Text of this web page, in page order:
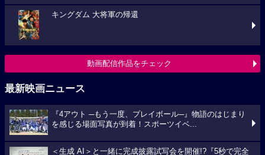
キングダム 大将軍の帰還
動画配信作品をチェック
最新映画ニュース
『4アウト ─もう一度、プレイボール─』物語のはじまり
を感じる場面写真が到着！スポーツイベ...
＜生成 AI＞と一緒に完成披露試写会を開催!?『5秒で完全